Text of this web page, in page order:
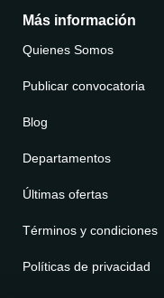
Más información
Quienes Somos
Publicar convocatoria
Blog
Departamentos
Últimas ofertas
Términos y condiciones
Políticas de privacidad